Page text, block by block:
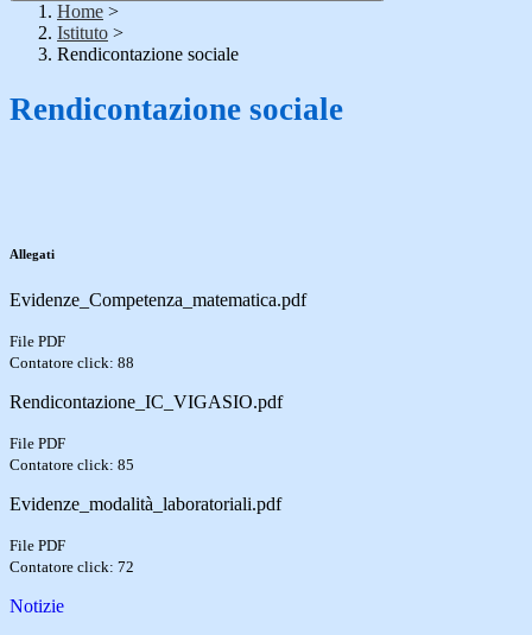
Home >
Istituto >
Rendicontazione sociale
Rendicontazione sociale
Allegati
Evidenze_Competenza_matematica.pdf
File PDF
Contatore click: 88
Rendicontazione_IC_VIGASIO.pdf
File PDF
Contatore click: 85
Evidenze_modalità_laboratoriali.pdf
File PDF
Contatore click: 72
Notizie